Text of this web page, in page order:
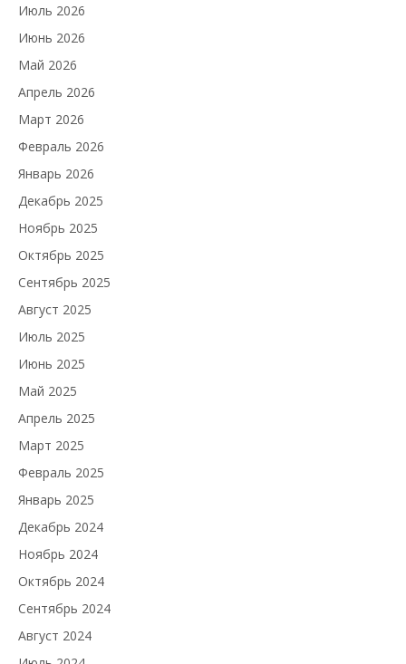
Июль 2026
Июнь 2026
Май 2026
Апрель 2026
Март 2026
Февраль 2026
Январь 2026
Декабрь 2025
Ноябрь 2025
Октябрь 2025
Сентябрь 2025
Август 2025
Июль 2025
Июнь 2025
Май 2025
Апрель 2025
Март 2025
Февраль 2025
Январь 2025
Декабрь 2024
Ноябрь 2024
Октябрь 2024
Сентябрь 2024
Август 2024